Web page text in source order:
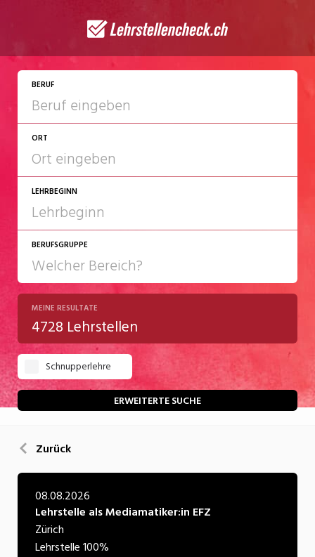
BERUF
ORT
LEHRBEGINN
2027
2028
BERUFSGRUPPE
Chemie/Pharma
Gastgewerbe
Gesundheit/Pflege/Soziales
Handwerk/Technik
Kultur
Natur
Verkehr/Logistik
MEINE RESULTATE
4728 Lehrstellen
Schnupperlehre
ERWEITERTE SUCHE
Zurück
08.08.2026
Lehrstelle als Mediamatiker:in EFZ
Zürich
Lehrstelle100%